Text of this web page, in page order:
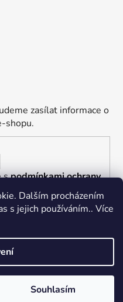
Dalším procházením
s jejich používáním.. Více
Souhlasím
zasílat informace o
shopu.
spodmínkami ochrany
. Všechna práva